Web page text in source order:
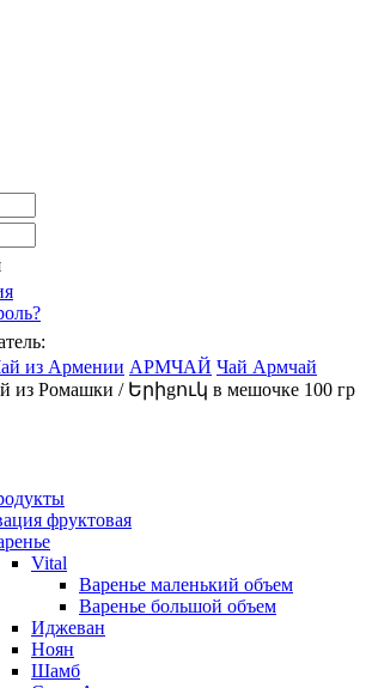
из Армении АРМЧАЙ Чай Армчай
из Ромашки / Երիgուկ в мешочке 100 гр
фруктовая
Vital
Варенье маленький объем
Варенье большой объем
Иджеван
Ноян
Шамб